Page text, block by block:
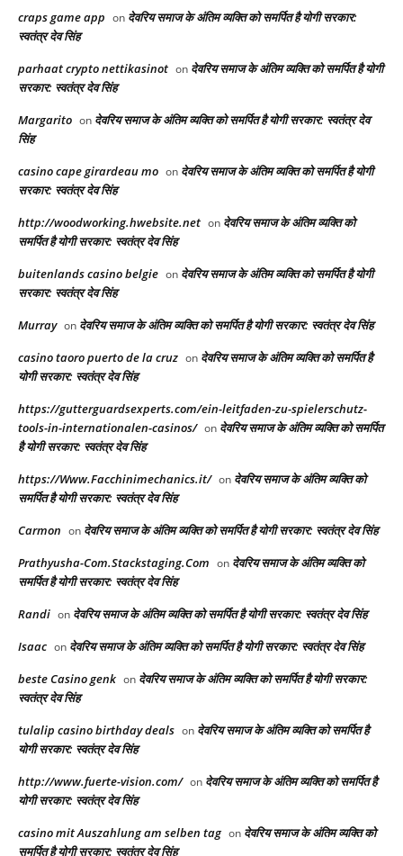
craps game app on देवरिय समाज के अंतिम व्यक्ति को समर्पित है योगी सरकार:
स्वतंत्र देव सिंह
parhaat crypto nettikasinot on देवरिय समाज के अंतिम व्यक्ति को समर्पित है योगी
सरकार: स्वतंत्र देव सिंह
Margarito on देवरिय समाज के अंतिम व्यक्ति को समर्पित है योगी सरकार: स्वतंत्र देव
सिंह
casino cape girardeau mo on देवरिय समाज के अंतिम व्यक्ति को समर्पित है योगी
सरकार: स्वतंत्र देव सिंह
http://woodworking.hwebsite.net on देवरिय समाज के अंतिम व्यक्ति को
समर्पित है योगी सरकार: स्वतंत्र देव सिंह
buitenlands casino belgie on देवरिय समाज के अंतिम व्यक्ति को समर्पित है योगी
सरकार: स्वतंत्र देव सिंह
Murray on देवरिय समाज के अंतिम व्यक्ति को समर्पित है योगी सरकार: स्वतंत्र देव सिंह
casino taoro puerto de la cruz on देवरिय समाज के अंतिम व्यक्ति को समर्पित है
योगी सरकार: स्वतंत्र देव सिंह
https://gutterguardsexperts.com/ein-leitfaden-zu-spielerschutz-
tools-in-internationalen-casinos/ on देवरिय समाज के अंतिम व्यक्ति को समर्पित
है योगी सरकार: स्वतंत्र देव सिंह
https://Www.Facchinimechanics.it/ on देवरिय समाज के अंतिम व्यक्ति को
समर्पित है योगी सरकार: स्वतंत्र देव सिंह
Carmon on देवरिय समाज के अंतिम व्यक्ति को समर्पित है योगी सरकार: स्वतंत्र देव सिंह
Prathyusha-Com.Stackstaging.Com on देवरिय समाज के अंतिम व्यक्ति को
समर्पित है योगी सरकार: स्वतंत्र देव सिंह
Randi on देवरिय समाज के अंतिम व्यक्ति को समर्पित है योगी सरकार: स्वतंत्र देव सिंह
Isaac on देवरिय समाज के अंतिम व्यक्ति को समर्पित है योगी सरकार: स्वतंत्र देव सिंह
beste Casino genk on देवरिय समाज के अंतिम व्यक्ति को समर्पित है योगी सरकार:
स्वतंत्र देव सिंह
tulalip casino birthday deals on देवरिय समाज के अंतिम व्यक्ति को समर्पित है
योगी सरकार: स्वतंत्र देव सिंह
http://www.fuerte-vision.com/ on देवरिय समाज के अंतिम व्यक्ति को समर्पित है
योगी सरकार: स्वतंत्र देव सिंह
casino mit Auszahlung am selben tag on देवरिय समाज के अंतिम व्यक्ति को
समर्पित है योगी सरकार: स्वतंत्र देव सिंह